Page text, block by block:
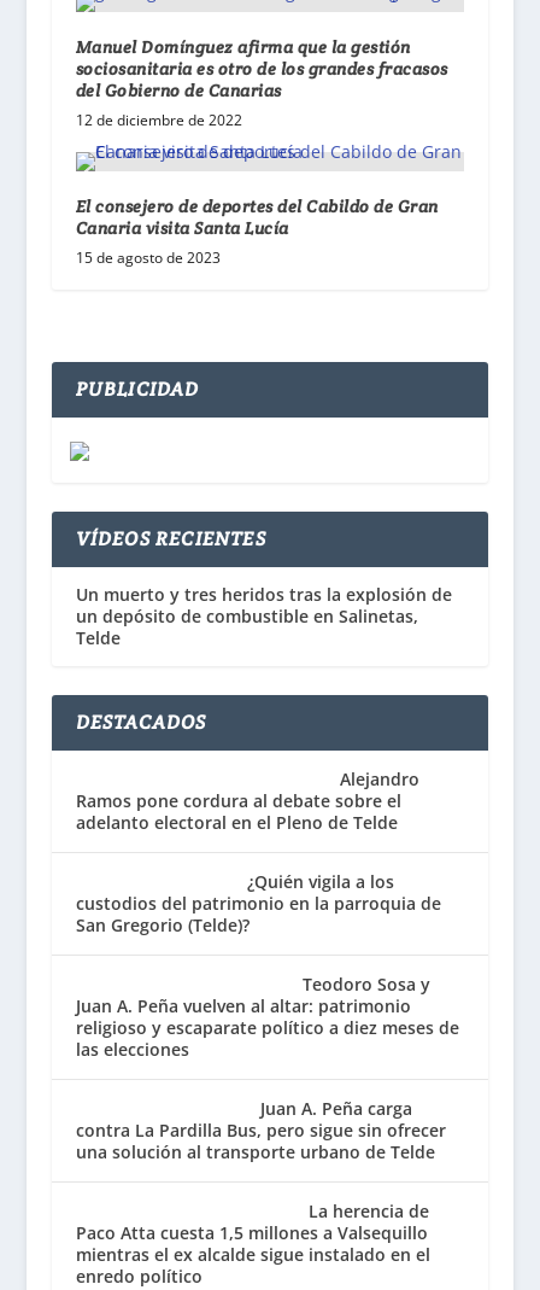
Manuel Domínguez afirma que la gestión
sociosanitaria es otro de los grandes fracasos
del Gobierno de Canarias
12 de diciembre de 2022
El consejero de deportes del Cabildo de Gran
Canaria visita Santa Lucía
15 de agosto de 2023
PUBLICIDAD
VÍDEOS RECIENTES
Un muerto y tres heridos tras la explosión de
un depósito de combustible en Salinetas,
Telde
DESTACADOS
Alejandro
Ramos pone cordura al debate sobre el
adelanto electoral en el Pleno de Telde
¿Quién vigila a los
custodios del patrimonio en la parroquia de
San Gregorio (Telde)?
Teodoro Sosa y
Juan A. Peña vuelven al altar: patrimonio
religioso y escaparate político a diez meses de
las elecciones
Juan A. Peña carga
contra La Pardilla Bus, pero sigue sin ofrecer
una solución al transporte urbano de Telde
La herencia de
Paco Atta cuesta 1,5 millones a Valsequillo
mientras el ex alcalde sigue instalado en el
enredo político